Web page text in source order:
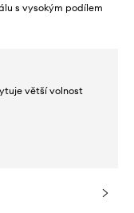
s vysokým podílem
větší volnost